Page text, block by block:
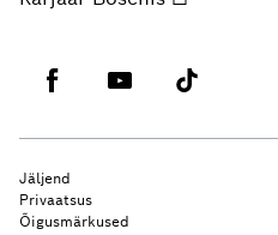
Jäljend
Privaatsus
Õigusmärkused